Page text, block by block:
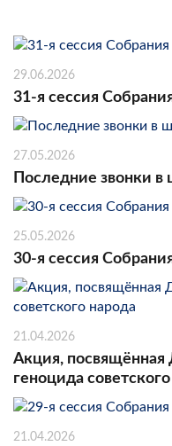
29.06.2026
31-я сессия
27.05.2026
Последние звонки
25.05.2026
30-я сессия
21.04.2026
Акция,
геноцида
21.04.2026